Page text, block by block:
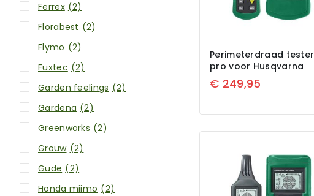
Perimeterdraad tester
pro voor Husqvarna
€ 249,95
Ferrex (2)
Florabest (2)
Flymo (2)
Fuxtec (2)
Garden feelings (2)
Gardena (2)
Greenworks (2)
Grouw (2)
Güde (2)
Honda miimo (2)